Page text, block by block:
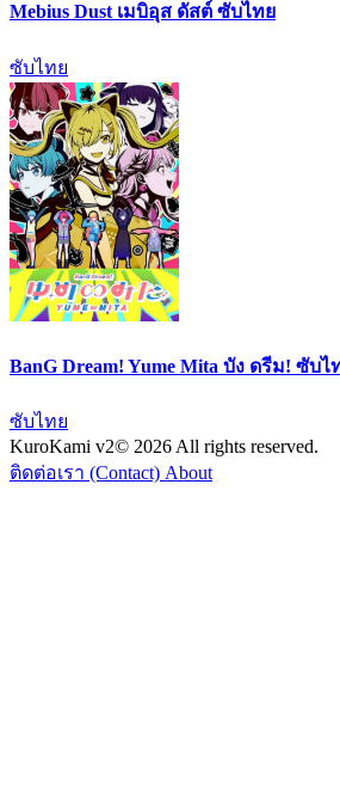
Mebius Dust เมบิอุส ดัสต์ ซับไทย
ซับไทย
BanG Dream! Yume Mita บัง ดรีม! ซับไ
ซับไทย
KuroKami v2© 2026 All rights reserved.
ติดต่อเรา (Contact) About